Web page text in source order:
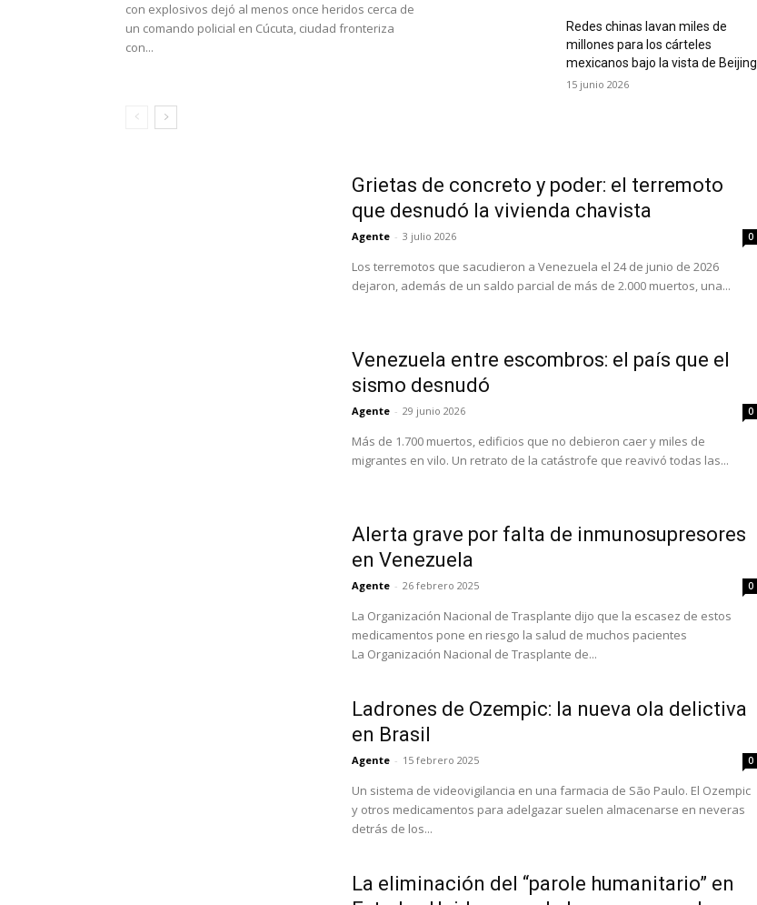
con explosivos dejó al menos once heridos cerca de
un comando policial en Cúcuta, ciudad fronteriza
con...
Redes chinas lavan miles de
millones para los cárteles
mexicanos bajo la vista de Beijing
15 junio 2026
Grietas de concreto y poder: el terremoto
que desnudó la vivienda chavista
Agente - 3 julio 2026 0
Los terremotos que sacudieron a Venezuela el 24 de junio de 2026
dejaron, además de un saldo parcial de más de 2.000 muertos, una...
Venezuela entre escombros: el país que el
sismo desnudó
Agente - 29 junio 2026 0
Más de 1.700 muertos, edificios que no debieron caer y miles de
migrantes en vilo. Un retrato de la catástrofe que reavivó todas las...
Alerta grave por falta de inmunosupresores
en Venezuela
Agente - 26 febrero 2025 0
La Organización Nacional de Trasplante dijo que la escasez de estos
medicamentos pone en riesgo la salud de muchos pacientes
La Organización Nacional de Trasplante de...
Ladrones de Ozempic: la nueva ola delictiva
en Brasil
Agente - 15 febrero 2025 0
Un sistema de videovigilancia en una farmacia de São Paulo. El Ozempic
y otros medicamentos para adelgazar suelen almacenarse en neveras
detrás de los...
La eliminación del “parole humanitario” en